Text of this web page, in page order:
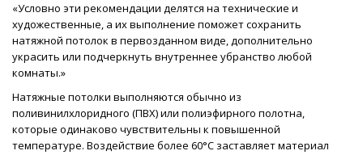
Условно эти рекомендации делятся на технические и
художественные, а их выполнение поможет сохранить
натяжной потолок в первозданном виде, дополнительно
украсить или подчеркнуть внутреннее убранство любой
комнаты.
Натяжные потолки выполняются обычно из
поливинилхлоридного (ПВХ) или полиэфирного полотна,
которые одинаково чувствительны к повышенной
температуре. Воздействие более 60°С заставляет материал